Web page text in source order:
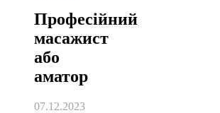
Професійний
масажист
або
аматор
07.12.2023